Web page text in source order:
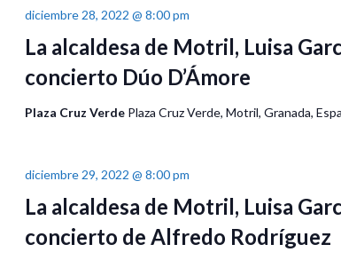
La alcaldesa de Motril, Luisa
concierto Dúo D’Ámore
diciembre 28, 2022 @ 8:00 pm
Plaza Cruz Verde Plaza Cruz Verde, Motril, Granada,
La alcaldesa de Motril, Luisa
concierto de Alfredo Rodríguez
diciembre 29, 2022 @ 8:00 pm